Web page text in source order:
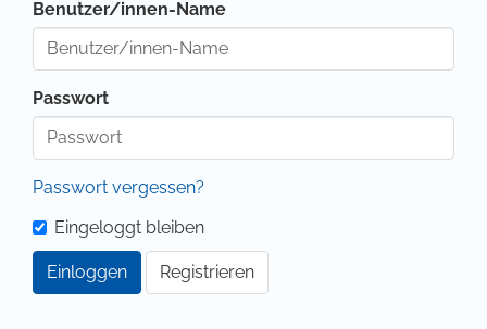
Benutzer/innen-Name
Passwort
Passwort vergessen?
Eingeloggt bleiben
Einloggen Registrieren